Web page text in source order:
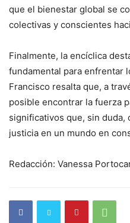
que el bienestar global se
colectivas y conscientes
Finalmente, la encíclica
fundamental para enfrentar
Francisco resalta que, a
posible encontrar la fuerza
significativos que, sin duda,
justicia en un mundo en
Redacción: Vanessa